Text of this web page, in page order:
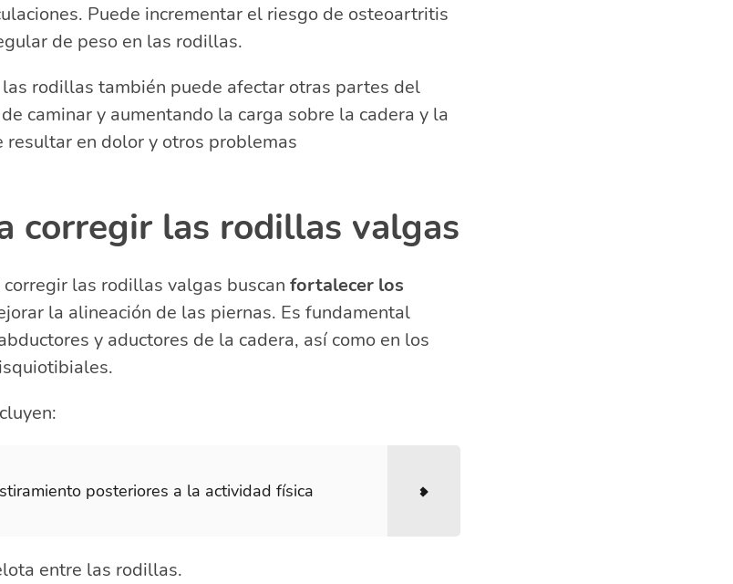
Puede incrementar el riesgo de osteoartritis
de peso en las rodillas.
rodillas también puede afectar otras partes del
caminar y aumentando la carga sobre la cadera y la
en dolor y otros problemas
corregir las rodillas valgas
las rodillas valgas buscan fortalecer los
la alineación de las piernas. Es fundamental
y aductores de la cadera, así como en los
posteriores a la actividad física
entre las rodillas.